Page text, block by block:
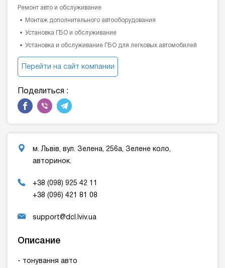
Ремонт авто и обслуживание
Монтаж дополнительного автооборудования
Установка ГБО и обслуживание
Установка и обслуживание ГБО для легковых автомобилей
Перейти на сайт компании
Поделиться :
м. Львів, вул. Зелена, 256а, Зелене коло,
авторинок.
+38 (098) 925 42 11
+38 (096) 421 81 08
support@dcl.lviv.ua
Описание
- тонування авто